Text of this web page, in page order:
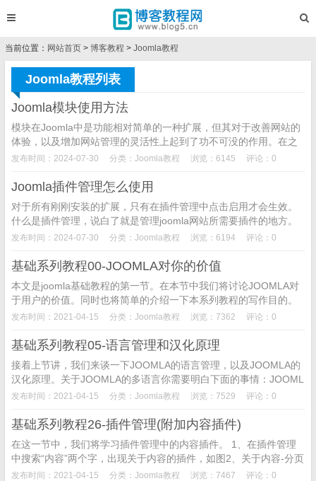
当前位置： 网站首页 > 博客教程 > Joomla教程
Joomla教程列表
Joomla模块使用方法
模块在Joomla中是功能相对简单的一种扩展，但其对于改善网站的
体验，以及增加网站管理的灵活性上起到了功不可没的作用。在之
前，我们已经使用过了一些模块来实现一些效果，在这一节，我
发布时间：2024-07-30 分类： Joomla教程 浏览：6145 评论：0
Joomla插件管理怎么使用
对于所有刚刚安装的扩展，只有在插件管理中点击启用才会生效。
什么是插件管理，说白了就是管理joomla网站所需要插件的地方。
这一节中，我们将介绍什么是插件管理。插件管理怎么使用1、...
发布时间：2024-07-30 分类： Joomla教程 浏览：6194 评论：0
基础系列教程00-JOOMLA对你的价值
本文是joomla基础教程的第一节。在本节中我们将讨论JOOMLA对
于用户的价值。同时也将简单的介绍一下本系列教程的写作目的。
同时也会对本系列教程中的相关规则进行一下说明...
发布时间：2021-04-15 分类： Joomla教程 浏览：7362 评论：0
基础系列教程05-语言管理和汉化原理
接着上节讲，我们来谈一下JOOMLA的语言管理，以及JOOMLA的
汉化原理。关于JOOMLA的多语言你需要明白下面的事情：JOOML
A是一个多语言程序，他现在已...
发布时间：2021-04-15 分类： Joomla教程 浏览：7529 评论：0
基础系列教程26-插件管理(附加内容插件)
在这一节中，我们将学习插件管理中的内容插件。 1、在插件管理
中搜索“内容”两个字，出现关于内容的插件，如图2、关于内容-分页
符插件的介绍：下面是我们准备好的一...
发布时间：2021-04-15 分类： Joomla教程 浏览：7467 评论：0